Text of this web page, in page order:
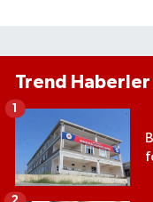
Trend Haberler
1